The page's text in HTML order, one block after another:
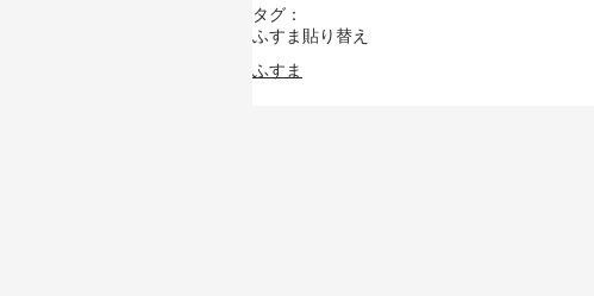
タグ：
ふすま貼り替え
ふすま